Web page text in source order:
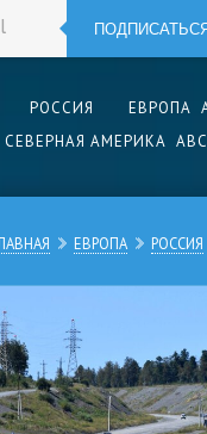
РОССИЯ ЕВРОПА
СЕВЕРНАЯ АМЕРИКА
ЕВРОПА РОССИЯ
это поселок и
области, в
Зелёной горы, в
находится шахта